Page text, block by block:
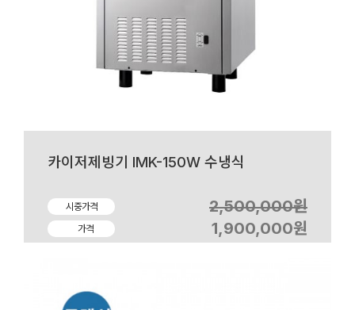
카이저제빙기 IMK-150W 수냉식
시중가격 2,500,000원
가격 1,900,000원